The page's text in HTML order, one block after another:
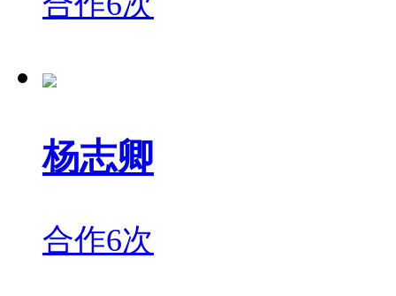
杨志卿
合作6次